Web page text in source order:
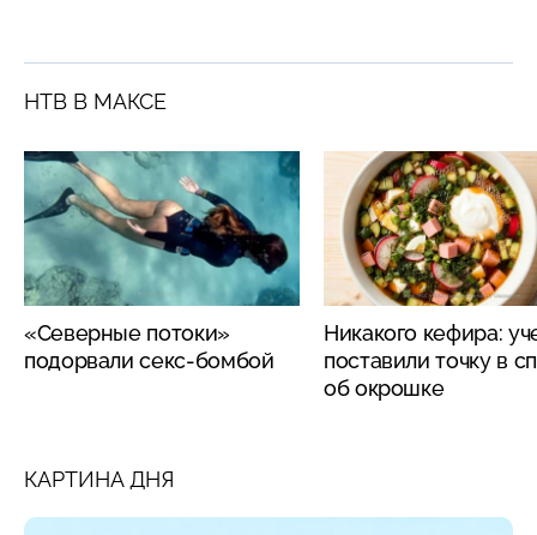
НТВ В МАКСЕ
«Северные потоки»
подорвали секс-бомбой
Никакого кефира:
поставили точку в
об окрошке
КАРТИНА ДНЯ